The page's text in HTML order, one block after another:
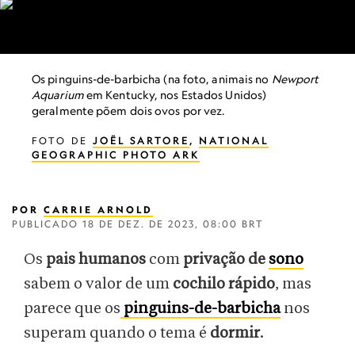
Os pinguins-de-barbicha (na foto, animais no Newport
Aquariumem Kentucky, nos Estados Unidos)
geralmente põem dois ovos por vez.
FOTO DE JOËL SARTORE , NATIONAL
GEOGRAPHIC PHOTO ARK
POR CARRIE ARNOLD
PUBLICADO 18 DE DEZ. DE 2023, 08:00 BRT
Os pais humanos com privação de sono
sabem o valor de um cochilo rápido, mas
parece que os pinguins-de-barbichanos
superam quando o tema é dormir.